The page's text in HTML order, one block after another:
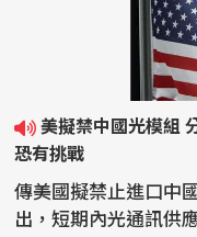
美擬禁中國光模組 分析師：台廠有望享轉單效益 中長期
恐有挑戰
傳美國擬禁止進口中
出，短期內光通訊供